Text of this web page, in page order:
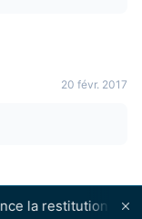
20 févr. 2017
la restitution du